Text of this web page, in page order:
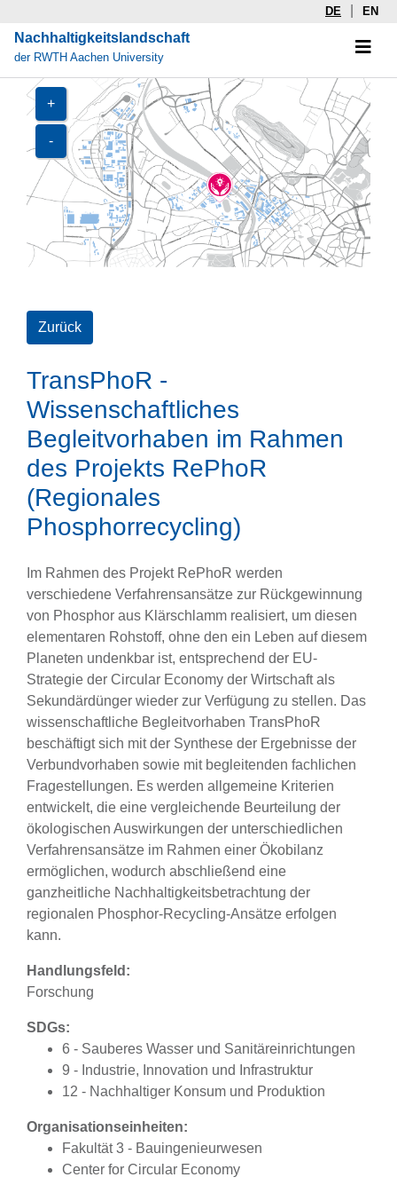
DE EN
Nachhaltigkeitslandschaft
der RWTH Aachen University
+
-
Zurück
TransPhoR -
Wissenschaftliches
Begleitvorhaben im Rahmen
des Projekts RePhoR
(Regionales
Phosphorrecycling)
Im Rahmen des Projekt RePhoR werden
verschiedene Verfahrensansätze zur Rückgewinnung
von Phosphor aus Klärschlamm realisiert, um diesen
elementaren Rohstoff, ohne den ein Leben auf diesem
Planeten undenkbar ist, entsprechend der EU-
Strategie der Circular Economy der Wirtschaft als
Sekundärdünger wieder zur Verfügung zu stellen. Das
wissenschaftliche Begleitvorhaben TransPhoR
beschäftigt sich mit der Synthese der Ergebnisse der
Verbundvorhaben sowie mit begleitenden fachlichen
Fragestellungen. Es werden allgemeine Kriterien
entwickelt, die eine vergleichende Beurteilung der
ökologischen Auswirkungen der unterschiedlichen
Verfahrensansätze im Rahmen einer Ökobilanz
ermöglichen, wodurch abschließend eine
ganzheitliche Nachhaltigkeitsbetrachtung der
regionalen Phosphor-Recycling-Ansätze erfolgen
kann.
Handlungsfeld:
Forschung
SDGs:
6 - Sauberes Wasser und Sanitäreinrichtungen
9 - Industrie, Innovation und Infrastruktur
12 - Nachhaltiger Konsum und Produktion
Organisationseinheiten:
Fakultät 3 - Bauingenieurwesen
Center for Circular Economy